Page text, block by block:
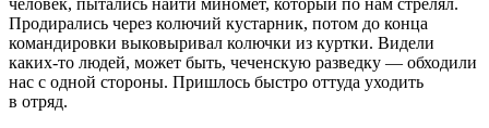
человек, пытались найти миномет, который по нам стрелял.
Продирались через колючий кустарник, потом до конца
командировки выковыривал колючки из куртки. Видели
каких-то людей, может быть, чеченскую разведку — обходили
нас с одной стороны. Пришлось быстро оттуда уходить
в отряд.